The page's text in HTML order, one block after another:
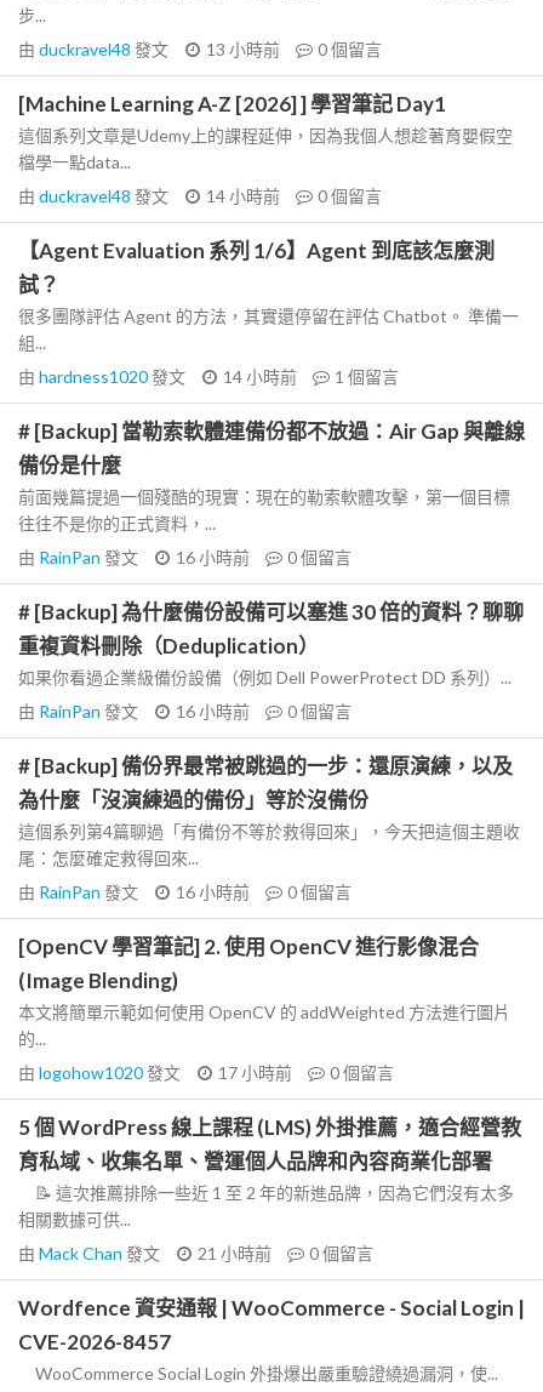
步...
由 duckravel48 發文 13 小時前 0個留言
[Machine Learning A-Z [2026] ] 學習筆記 Day1
這個系列文章是Udemy上的課程延伸，因為我個人想趁著育嬰假空
檔學一點data...
由 duckravel48 發文 14 小時前 0個留言
【Agent Evaluation 系列 1/6】Agent 到底該怎麼測
試？
很多團隊評估 Agent 的方法，其實還停留在評估 Chatbot。 準備一
組...
由 hardness1020發文 14 小時前 1 個留言
# [Backup] 當勒索軟體連備份都不放過：Air Gap 與離線
備份是什麼
前面幾篇提過一個殘酷的現實：現在的勒索軟體攻擊，第一個目標
往往不是你的正式資料，...
由 RainPan 發文 16 小時前 0個留言
# [Backup] 為什麼備份設備可以塞進 30 倍的資料？聊聊
重複資料刪除（Deduplication）
如果你看過企業級備份設備（例如 Dell PowerProtect DD 系列）...
由 RainPan 發文 16 小時前 0個留言
# [Backup] 備份界最常被跳過的一步：還原演練，以及
為什麼「沒演練過的備份」等於沒備份
這個系列第4篇聊過「有備份不等於救得回來」，今天把這個主題收
尾：怎麼確定救得回來...
由 RainPan 發文 16 小時前 0個留言
[OpenCV 學習筆記] 2. 使用 OpenCV 進行影像混合
(Image Blending)
本文將簡單示範如何使用 OpenCV 的 addWeighted 方法進行圖片
的...
由 logohow1020發文 17 小時前 0個留言
5 個 WordPress 線上課程 (LMS) 外掛推薦，適合經營教
育私域、收集名單、營運個人品牌和內容商業化部署
📝 這次推薦排除一些近 1 至 2 年的新進品牌，因為它們沒有太多
相關數據可供...
由 Mack Chan 發文 21 小時前 0個留言
Wordfence 資安通報 | WooCommerce - Social Login |
CVE-2026-8457
WooCommerce Social Login 外掛爆出嚴重驗證繞過漏洞，使...